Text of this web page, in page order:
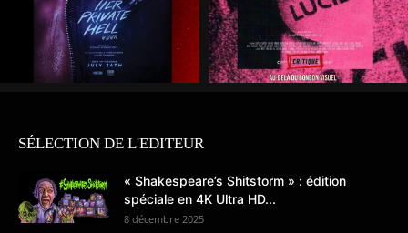
SÉLECTION DE L'EDITEUR
« Shakespeare’s Shitstorm » : édition
spéciale en 4K Ultra HD...
8 décembre 2025